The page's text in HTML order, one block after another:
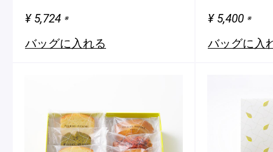
¥ 5,724 ※
バッグに入れる
¥ 5,400 ※
バッグに入